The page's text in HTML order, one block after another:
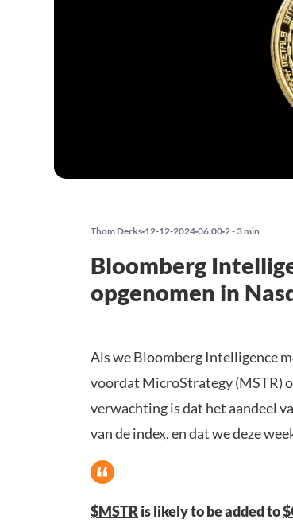
Thom Derks 12-12-2024 06:00 2 - 3 min
Bloomberg
opgenomen in
Als we Bloomberg Intelligence
voordat MicroStrategy (MSTR)
verwachting is dat het aandeel
van de index, en dat we deze
$MSTR is likely to be added to